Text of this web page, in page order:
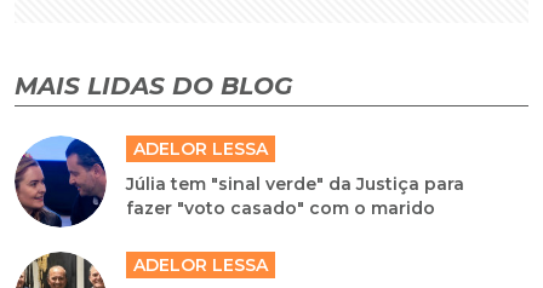
MAIS LIDAS DO BLOG
ADELOR LESSA
Júlia tem "sinal verde" da Justiça para
fazer "voto casado" com o marido
ADELOR LESSA